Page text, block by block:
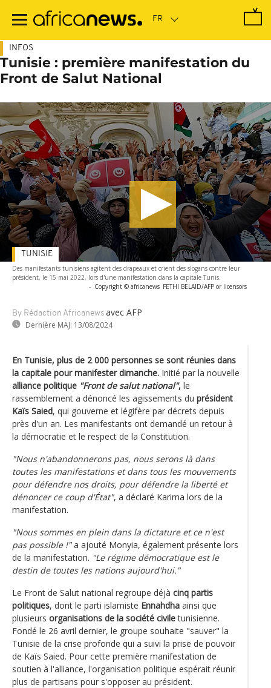
contenu
INFOS
Tunisie : première manifestation du
Front de Salut National
Des manifestants tunisiens agitent des drapeaux et crient des slogans contre leur
président, le 15 mai 2022, lors d'une manifestation dans la capitale Tunis.
- Copyright © africanews FETHI BELAID/AFP or licensors
By Rédaction Africanews avec AFP
Dernière MAJ: 13/08/2024
TUNISIE
En Tunisie, plus de 2 000 personnes se sont réunies dans
la capitale pour manifester dimanche. Initié par la nouvelle
alliance politique "Front de salut national", le
rassemblement a dénoncé les agissements du président
Kaïs Saied, qui gouverne et légifère par décrets depuis
près d'un an. Les manifestants ont demandé un retour à
la démocratie et le respect de la Constitution.
"Nous n'abandonnerons pas, nous serons là dans
toutes les manifestations et dans tous les mouvements
pour défendre nos droits, pour défendre la liberté et
dénoncer ce coup d'État", a déclaré Karima lors de la
manifestation.
"Nous sommes en plein dans la dictature et ce n'est
pas possible !"a ajouté Monyia, également présente lors
de la manifestation. "Le régime démocratique est le
destin de toutes les nations aujourd'hui."
Le Front de Salut national regroupe déjà cinq partis
politiques, dont le parti islamiste Ennahdha ainsi que
plusieurs organisations de la société civiletunisienne.
Fondé le 26 avril dernier, le groupe souhaite "sauver" la
Tunisie de la crise profonde qui a suivi la prise de pouvoir
de Kaïs Saied. Pour cette première manifestation de
soutien à l'alliance, l'organisation politique espérait réunir
plus de partisans pour s'opposer au président.